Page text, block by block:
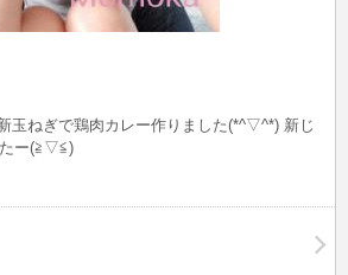
玉ねぎで鶏肉カレー作りました(*^▽^*) 新じ
たー(≧▽≦)